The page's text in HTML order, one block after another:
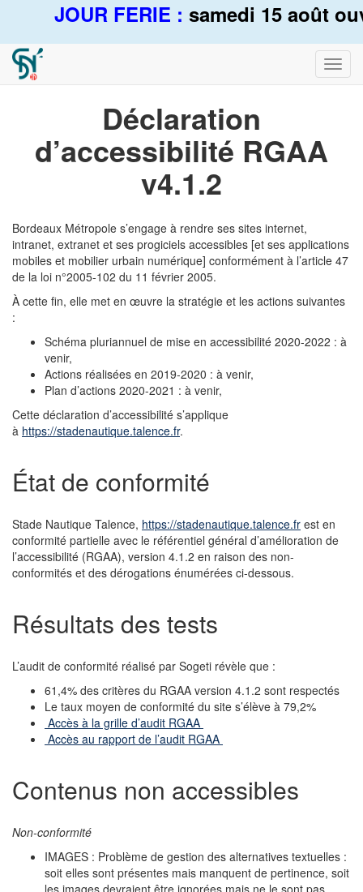
JOUR FERIE : samedi 15 août
la
Déclaration
d’accessibilité RGAA
v4.1.2
Bordeaux Métropole s’engage à rendre ses sites internet,
intranet, extranet et ses progiciels accessibles [et ses applications
mobiles et mobilier urbain numérique] conformément à l’article 47
de la loi n°2005-102 du 11 février 2005.
À cette fin, elle met en œuvre la stratégie et les actions suivantes
:
Schéma pluriannuel de mise en accessibilité 2020-2022 : à
venir,
Actions réalisées en 2019-2020 : à venir,
Plan d’actions 2020-2021 : à venir,
Cette déclaration d’accessibilité s’applique
à https://stadenautique.talence.fr.
État de conformité
Stade Nautique Talence, https://stadenautique.talence.fr est en
conformité partielle avec le référentiel général d’amélioration de
l’accessibilité (RGAA), version 4.1.2 en raison des non-
conformités et des dérogations énumérées ci-dessous.
Résultats des tests
L’audit de conformité réalisé par Sogeti révèle que :
61,4% des critères du RGAA version 4.1.2 sont respectés
Le taux moyen de conformité du site s’élève à 79,2%
Accès à la grille d’audit RGAA
Accès au rapport de l’audit RGAA
Contenus non accessibles
Non-conformité
IMAGES : Problème de gestion des alternatives textuelles :
soit elles sont présentes mais manquent de pertinence, soit
les images devraient être ignorées mais ne le sont pas